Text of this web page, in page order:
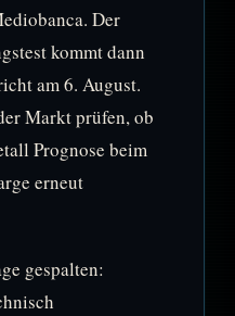
Der
kommt dann
am 6. August.
Markt prüfen, ob
Prognose beim
erneut
gespalten: